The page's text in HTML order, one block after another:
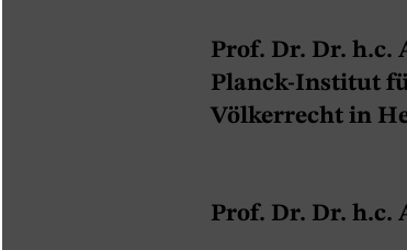
Prof. Dr. Dr. h.c.
Planck-Institut
Völkerrecht in
Prof. Dr. Dr. h.c.